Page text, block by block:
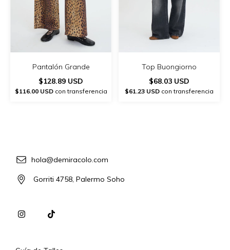
Pantalón Grande
$128.89 USD
$116.00 USDcon transferencia
Top Buongiorno
$68.03 USD
$61.23 USD con transferencia
hola@demiracolo.com
Gorriti 4758, Palermo Soho